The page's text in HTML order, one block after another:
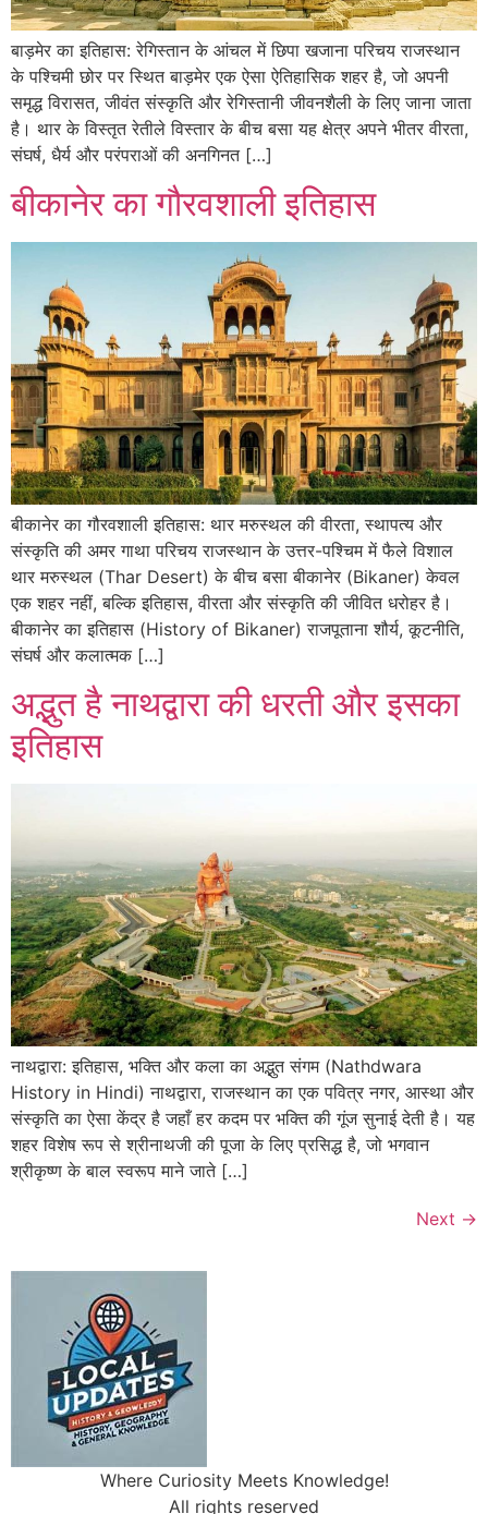
बाड़मेर का इतिहास: रेगिस्तान के आंचल में छिपा खजाना परिचय राजस्थान
के पश्चिमी छोर पर स्थित बाड़मेर एक ऐसा ऐतिहासिक शहर है, जो अपनी
समृद्ध विरासत, जीवंत संस्कृति और रेगिस्तानी जीवनशैली के लिए जाना जाता
है। थार के विस्तृत रेतीले विस्तार के बीच बसा यह क्षेत्र अपने भीतर वीरता,
संघर्ष, धैर्य और परंपराओं की अनगिनत […]
बीकानेर का गौरवशाली इतिहास
बीकानेर का गौरवशाली इतिहास: थार मरुस्थल की वीरता, स्थापत्य और
संस्कृति की अमर गाथा परिचय राजस्थान के उत्तर-पश्चिम में फैले विशाल
थार मरुस्थल (Thar Desert) के बीच बसा बीकानेर (Bikaner) केवल
एक शहर नहीं, बल्कि इतिहास, वीरता और संस्कृति की जीवित धरोहर है।
बीकानेर का इतिहास (History of Bikaner) राजपूताना शौर्य, कूटनीति,
संघर्ष और कलात्मक […]
अद्भुत है नाथद्वारा की धरती और इसका
इतिहास
नाथद्वारा: इतिहास, भक्ति और कला का अद्भुत संगम (Nathdwara
History in Hindi) नाथद्वारा, राजस्थान का एक पवित्र नगर, आस्था और
संस्कृति का ऐसा केंद्र है जहाँ हर कदम पर भक्ति की गूंज सुनाई देती है। यह
शहर विशेष रूप से श्रीनाथजी की पूजा के लिए प्रसिद्ध है, जो भगवान
श्रीकृष्ण के बाल स्वरूप माने जाते […]
Next →
Where Curiosity Meets Knowledge!
All rights reserved